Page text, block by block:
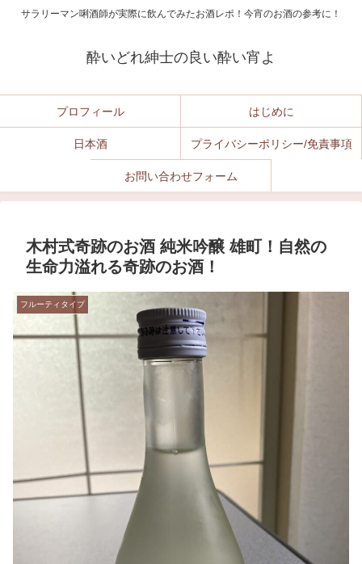
サラリーマン唎酒師が実際に飲んでみたお酒レポ！今宵のお酒の参考に！
酔いどれ紳士の良い酔い宵よ
プロフィール はじめに
日本酒 プライバシーポリシー/免責事項
お問い合わせフォーム
木村式奇跡のお酒 純米吟醸 雄町！自然の
生命力溢れる奇跡のお酒！
フルーティタイプ